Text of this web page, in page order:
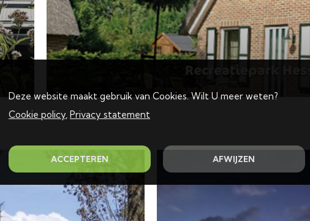
Deze website maakt gebruik van Cookies. Wilt U meer weten?
Cookie policy,Privacy statement
ACCEPTEREN AFWIJZEN
Recreatiepark